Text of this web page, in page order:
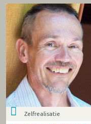
Zelfrealisatie